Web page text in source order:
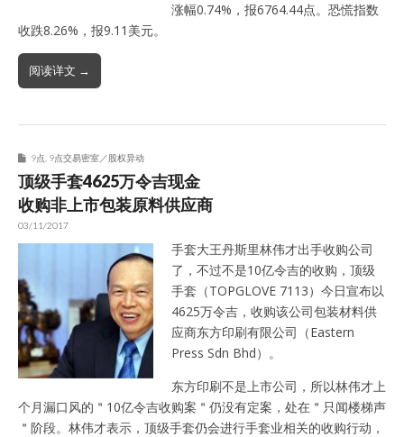
涨幅0.74%，报6764.44点。恐慌指数
收跌8.26%，报9.11美元。
阅读详文 →
9点 9点交易密室／股权异动
顶级手套4625万令吉现金
收购非上市包装原料供应商
03/11/2017
手套大王丹斯里林伟才出手收购公司
了，不过不是10亿令吉的收购，顶级
手套（TOPGLOVE 7113）今日宣布以
4625万令吉，收购该公司包装材料供
应商东方印刷有限公司（Eastern
Press Sdn Bhd）。
东方印刷不是上市公司，所以林伟才上
个月漏口风的＂10亿令吉收购案＂仍没有定案，处在＂只闻楼梯声
＂阶段。林伟才表示，顶级手套仍会进行手套业相关的收购行动，